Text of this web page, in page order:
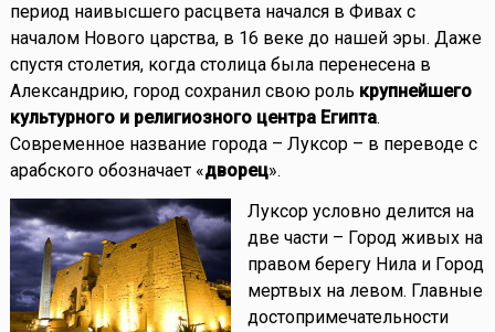
период наивысшего расцвета начался в Фивах с
началом Нового царства, в 16 веке до нашей эры. Даже
спустя столетия, когда столица была перенесена в
Александрию, город сохранил свою роль крупнейшего
культурного и религиозного центра Египта.
Современное название города – Луксор – в переводе с
арабского обозначает «дворец».
Луксор условно делится на
две части – Город живых на
правом берегу Нила и Город
мертвых на левом. Главные
достопримечательности